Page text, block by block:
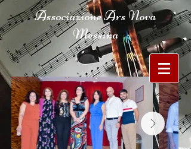
Associazione Ars Nova
Messina